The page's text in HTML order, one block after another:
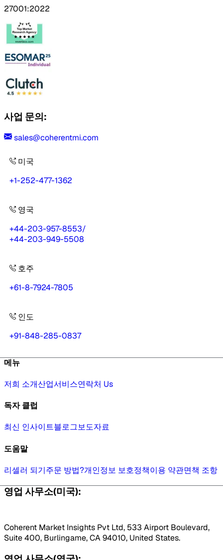
27001:2022
사업 문의:
sales@coherentmi.com
미국
+1-252-477-1362
영국
+44-203-957-8553/
+44-203-949-5508
호주
+61-8-7924-7805
인도
+91-848-285-0837
메뉴
저희 소개산업서비스연락처 Us
독자 클럽
최신 인사이트블로그보도자료
도움말
리셀러 되기주문 방법?개인정보 보호정책이용 약관면책 조항
영업 사무소(미국):
Coherent Market Insights Pvt Ltd, 533 Airport Boulevard,
Suite 400, Burlingame, CA 94010, United States.